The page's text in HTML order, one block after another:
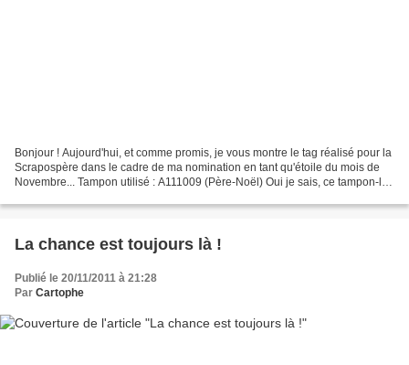
Bonjour ! Aujourd'hui, et comme promis, je vous montre le tag réalisé pour la
Scrapospère dans le cadre de ma nomination en tant qu'étoile du mois de
Novembre... Tampon utilisé : A111009 (Père-Noël) Oui je sais, ce tampon-là
La chance est toujours là !
Publié le 20/11/2011 à 21:28
Par Cartophe